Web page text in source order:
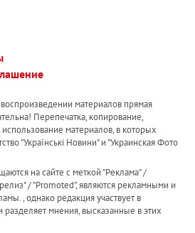
материалов прямая
Перепечатка, копирование,
материалов, в которых
"Українськi Новини" и "Украинская Фото
на сайте с меткой "Реклама" /
/ "Promoted", являются рекламными и
, однако редакция участвует в
разделяет мнения, высказанные в этих